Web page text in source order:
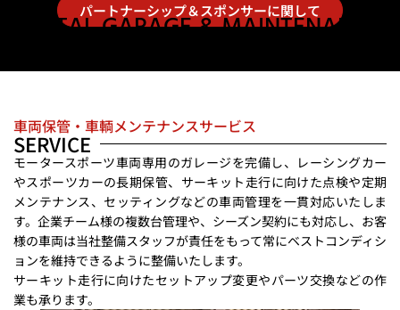
パートナーシップ＆スポンサーに関して
RENTAL GARAGE & MAINTENANCE
車両保管・車輌メンテナンスサービス
SERVICE
モータースポーツ車両専用のガレージを完備し、レーシングカー
やスポーツカーの長期保管、サーキット走行に向けた点検や定期
メンテナンス、セッティングなどの車両管理を一貫対応いたしま
す。企業チーム様の複数台管理や、シーズン契約にも対応し、お客
様の車両は当社整備スタッフが責任をもって常にベストコンディシ
ョンを維持できるように整備いたします。
サーキット走行に向けたセットアップ変更やパーツ交換などの作
業も承ります。